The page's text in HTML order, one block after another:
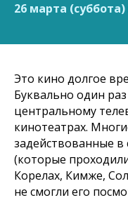
26 марта (суббота)
Это кино долгое
Буквально один
центральному
кинотеатрах.
задействованные в
(которые
Корелах, Кимже,
не смогли его